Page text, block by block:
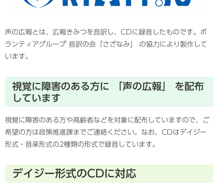
声の広報とは、広報きみつを音訳し、CDに録音したものです。ボ
ランティアグループ 音訳の会「さざなみ」 の協力により製作して
います。
視覚に障害のある方に 「声の広報」 を配布
しています
視覚に障害のある方や高齢者などを対象に配布していますので、ご
希望の方は政策推進課までご連絡ください。なお、CDはデイジー
形式・音楽形式の2種類の形式で録音しています。
デイジー形式のCDに対応